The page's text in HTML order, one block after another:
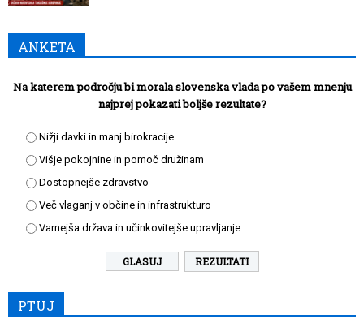
ANKETA
Na katerem področju bi morala slovenska vlada po vašem mnenju
najprej pokazati boljše rezultate?
Nižji davki in manj birokracije
Višje pokojnine in pomoč družinam
Dostopnejše zdravstvo
Več vlaganj v občine in infrastrukturo
Varnejša država in učinkovitejše upravljanje
REZULTATI
PTUJ